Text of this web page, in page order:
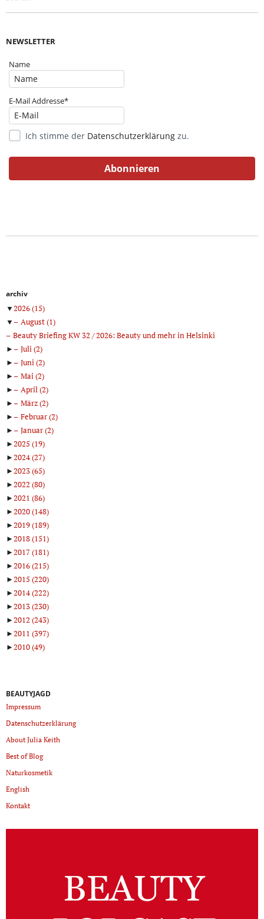
NEWSLETTER
Name
E-Mail Addresse*
Ich stimme der Datenschutzerklärung zu.
archiv
▼2026(15)
▼
August(1)
Beauty Briefing KW 32 / 2026: Beauty und mehr in Helsinki
►
Juli(2)
►
Juni(2)
►
Mai(2)
►
April(2)
►
März(2)
►
Februar(2)
►
Januar(2)
►2025 (19)
►2024(27)
►2023(65)
►2022 (80)
►2021 (86)
►2020(148)
►2019(189)
►2018(151)
►2017(181)
►2016(215)
►2015 (220)
►2014(222)
►2013(230)
►2012 (243)
►2011 (397)
►2010(49)
BEAUTYJAGD
Impressum
Datenschutzerklärung
About Julia Keith
Best of Blog
Naturkosmetik
English
Kontakt